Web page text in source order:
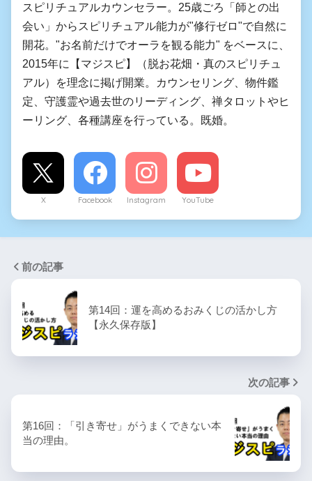
スピリチュアルカウンセラー。25歳ごろ「師との出
会い」からスピリチュアル能力が"修行ゼロ"で自然に
開花。"お名前だけでオーラを観る能力" をベースに、
2015年に【マジスピ】（脱お花畑・真のスピリチュ
アル）を理念に掲げ開業。カウンセリング、物件鑑
定、守護霊や過去世のリーディング、禅タロットやヒ
ーリング、各種講座を行っている。既婚。
X Facebook Instagram YouTube
前の記事
第14回：運を高めるおみくじの活かし方
【永久保存版】
次の記事
第16回：「引き寄せ」がうまくできない本
当の理由。